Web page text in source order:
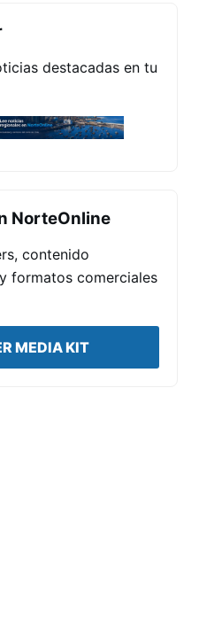
destacadas en tu
NorteOnline
contenido
formatos comerciales
MEDIA KIT